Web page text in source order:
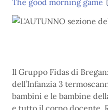
Il Gruppo Fidas di
dell’Infanzia 3
bambini e le bambine
e tutto il corpo docente,